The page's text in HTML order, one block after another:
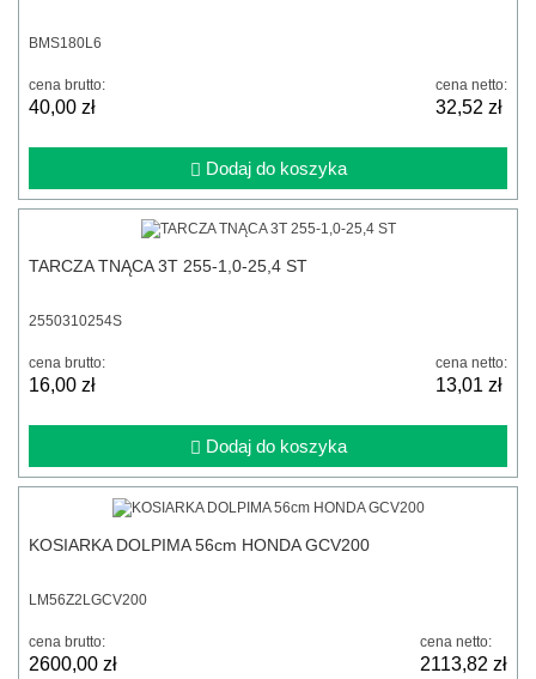
BMS180L6
cena brutto:
40,00 zł
cena netto:
32,52 zł
Dodaj do koszyka
TARCZA TNĄCA 3T 255-1,0-25,4 ST
2550310254S
cena brutto:
16,00 zł
cena netto:
13,01 zł
Dodaj do koszyka
KOSIARKA DOLPIMA 56cm HONDA GCV200
LM56Z2LGCV200
cena brutto:
2600,00 zł
cena netto:
2113,82 zł